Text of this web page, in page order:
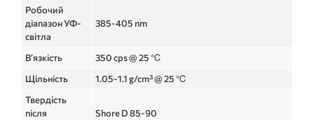
Робочий
діапазон УФ-
світла
385-405 nm
В’язкість
350 cps @ 25 ℃
Щільність
1.05-1.1 g/cm³ @ 25 ℃
Твердість
після
Shore D 85-90